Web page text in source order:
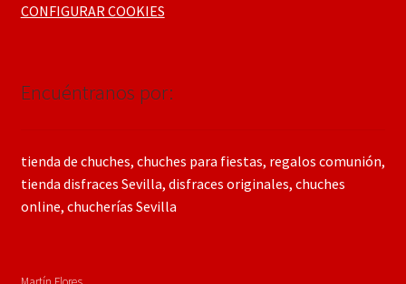
CONFIGURAR COOKIES
Encuéntranos por:
tienda de chuches, chuches para fiestas, regalos comunión,
tienda disfraces Sevilla, disfraces originales, chuches
online, chucherías Sevilla